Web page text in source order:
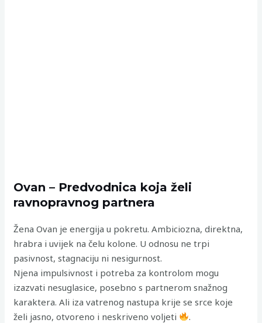
Ovan – Predvodnica koja želi
ravnopravnog partnera
Žena Ovan je energija u pokretu. Ambiciozna, direktna,
hrabra i uvijek na čelu kolone. U odnosu ne trpi
pasivnost, stagnaciju ni nesigurnost.
Njena impulsivnost i potreba za kontrolom mogu
izazvati nesuglasice, posebno s partnerom snažnog
karaktera. Ali iza vatrenog nastupa krije se srce koje
želi jasno, otvoreno i neskriveno voljeti
.